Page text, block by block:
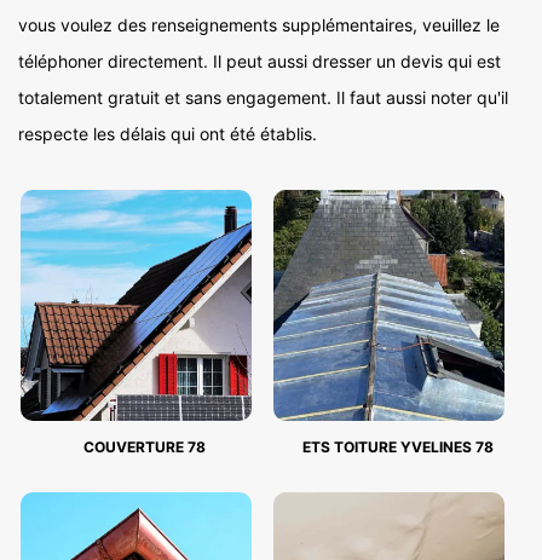
vous voulez des renseignements supplémentaires, veuillez le
téléphoner directement. Il peut aussi dresser un devis qui est
totalement gratuit et sans engagement. Il faut aussi noter qu'il
respecte les délais qui ont été établis.
COUVERTURE 78 ETS TOITURE YVELINES 78